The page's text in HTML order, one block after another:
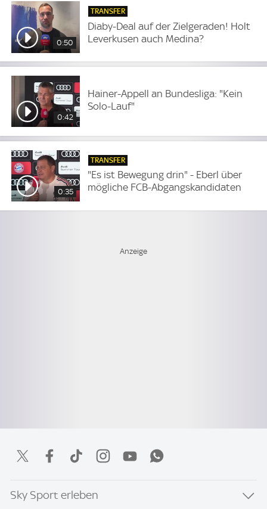
0:50
TRANSFER
Diaby-Deal auf der Zielgeraden! Holt
Leverkusen auch Medina?
0:42
Hainer-Appell an Bundesliga: "Kein
Solo-Lauf"
0:35
TRANSFER
"Es ist Bewegung drin" - Eberl über
mögliche FCB-Abgangskandidaten
Sky Sport erleben